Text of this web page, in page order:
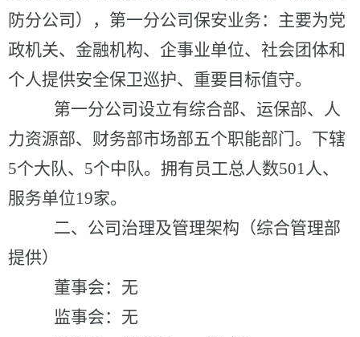
防分公司），第一分公司保安业务：主要为党
政机关、金融机构、企事业单位、社会团体和
个人提供安全保卫巡护、重要目标值守。
第一分公司设立有综合部、运保部、人
力资源部、财务部市场部五个职能部门。下辖
5个大队、5个中队。拥有员工总人数501人、
服务单位19家。
二、公司治理及管理架构（综合管理部
提供）
董事会： 无
监事会： 无